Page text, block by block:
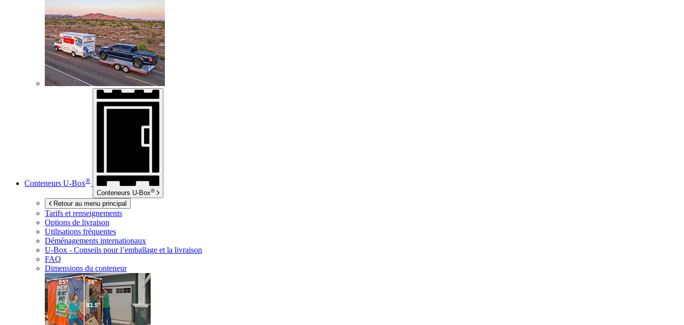
Conteneurs U-Box®
Conteneurs U-Box®
Retour au menu principal
Tarifs et renseignements
Options de livraison
Utilisations fréquentes
Déménagements internationaux
U-Box - Conseils pour l’emballage et la livraison
FAQ
Dimensions du conteneur